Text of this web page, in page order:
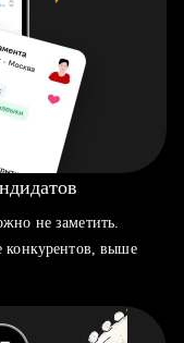
не заметить.
конкурентов, выше